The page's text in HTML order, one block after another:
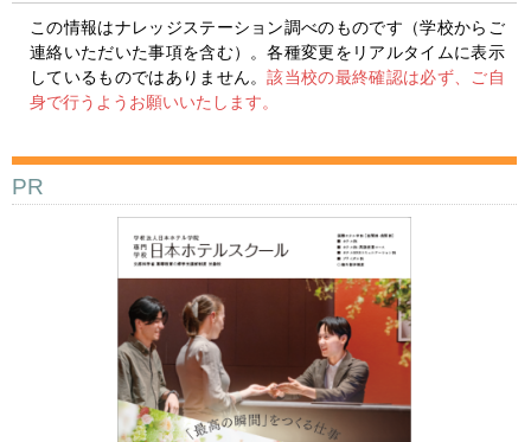
この情報はナレッジステーション調べのものです（学校からご
連絡いただいた事項を含む）。各種変更をリアルタイムに表示
しているものではありません。該当校の最終確認は必ず、ご自
身で行うようお願いいたします。
PR